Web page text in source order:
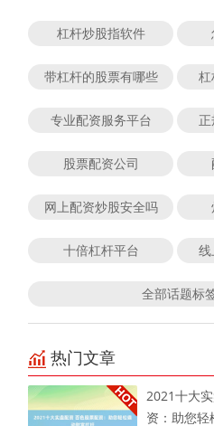
杠杆炒股指软件
带杠杆的股票有哪些
专业配资服务平台
股票配资公司
网上配资炒股安全吗
十倍杠杆平台
全部话题标
热门文章
2021十大
资：助您